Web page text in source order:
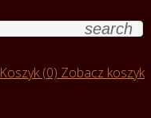
search
Koszyk (0) Zobacz koszyk